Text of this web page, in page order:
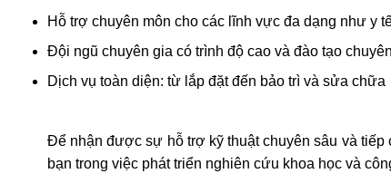
Hỗ trợ chuyên môn cho các lĩnh vực đa dạng như y
Đội ngũ chuyên gia có trình độ cao và đào tạo
Dịch vụ toàn diện: từ lắp đặt đến bảo trì và sửa chữa
Để nhận được sự hỗ trợ kỹ thuật chuyên sâu và tiếp
bạn trong việc phát triển nghiên cứu khoa học và